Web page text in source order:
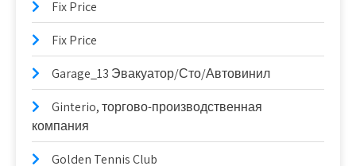
Fix Price
Fix Price
Garage_13 Эвакуатор/Сто/Автовинил
Ginterio, торгово-производственная
компания
Golden Tennis Club